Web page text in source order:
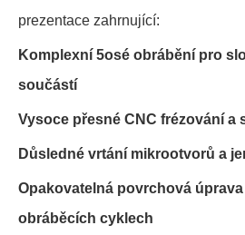
prezentace zahrnující:
Komplexní 5osé obrábění pro
součástí
Vysoce přesné CNC frézování a
Důsledné vrtání mikrootvorů a
Opakovatelná povrchová
obráběcích cyklech